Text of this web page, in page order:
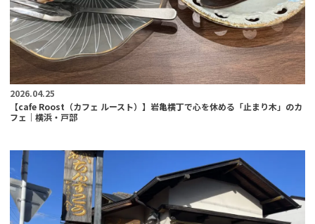
2026.04.25
【cafe Roost（カフェ ルースト）】岩亀横丁で心を休める「止まり木」のカ
フェ｜横浜・戸部